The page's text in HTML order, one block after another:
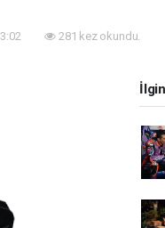
281 kez okundu.